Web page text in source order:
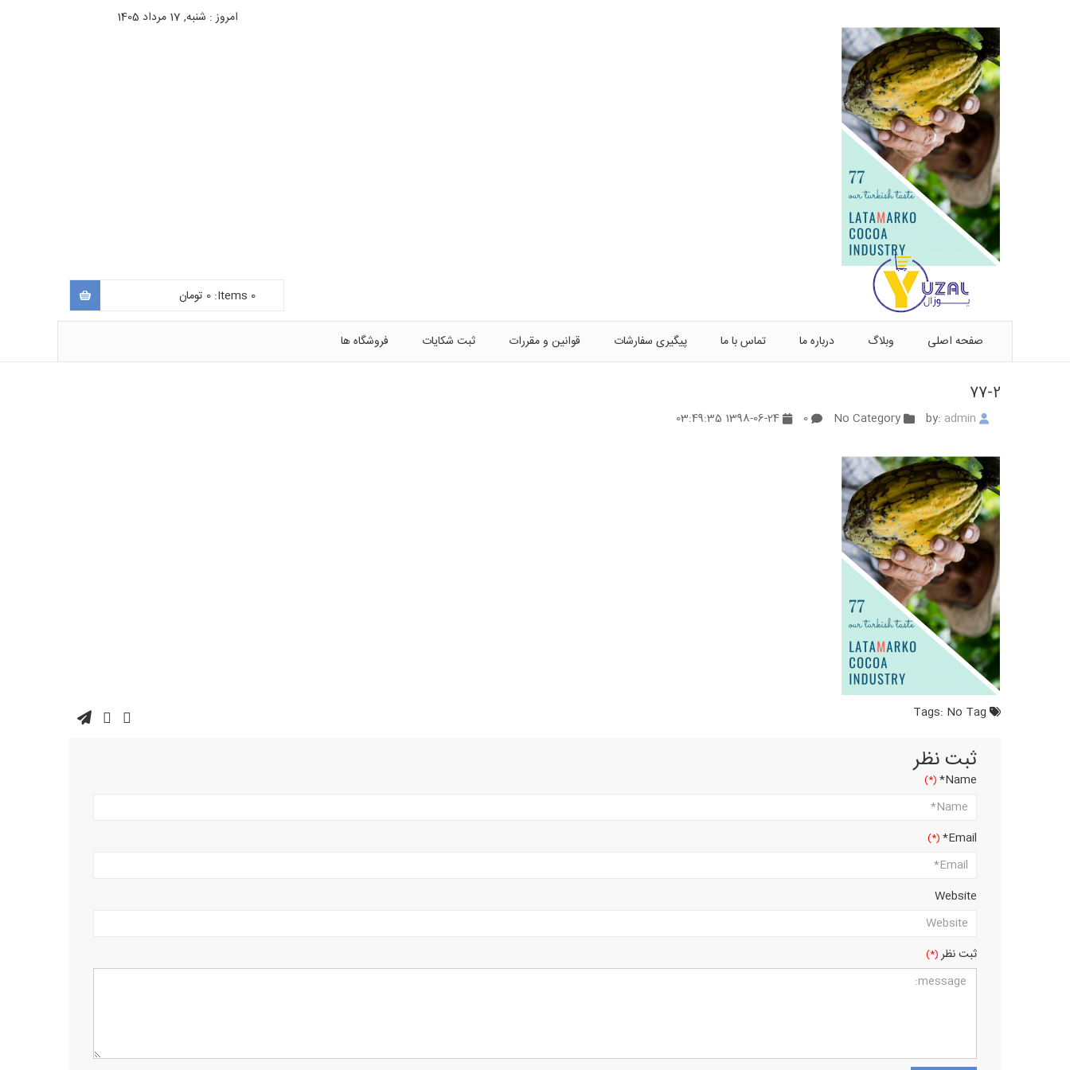
امروز : شنبه, 17 مرداد 1405
0
Items:
0 تومان
صفحه اصلی وبلاگ درباره ما تماس با ما پیگیری سفارشات قوانین و مقررات ثبت شکایات فروشگاه ها
77-2
admin
No Tag
ثبت نظر
Name*
Email*
Website
ثبت نظر